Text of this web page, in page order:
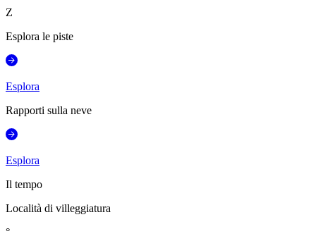
Z
Esplora le piste
Esplora
Rapporti sulla neve
Esplora
Il tempo
Località di villeggiatura
°